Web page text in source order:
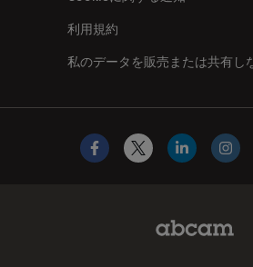
私のデータを販売または共有し
利用規約
Facebook
X LinkedIn